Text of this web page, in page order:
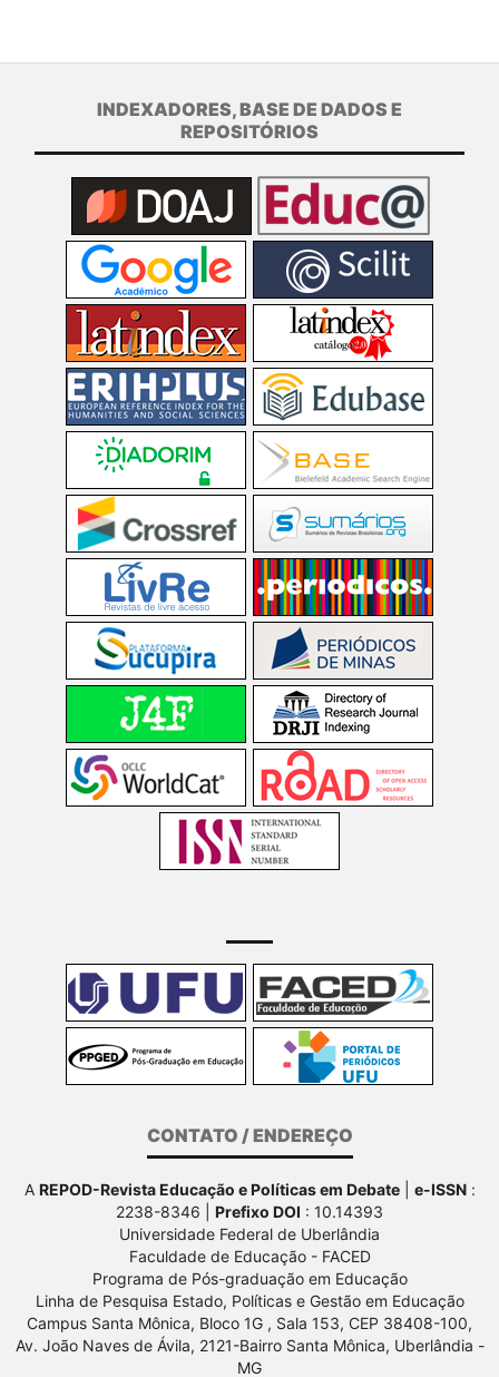
INDEXADORES, BASE DE DADOS E
REPOSITÓRIOS
CONTATO / ENDEREÇO
A REPOD-Revista Educação e Políticas em Debate| e-ISSN:
2238-8346 | Prefixo DOI : 10.14393
Universidade Federal de Uberlândia
Faculdade de Educação - FACED
Programa de Pós-graduação em Educação
Linha de Pesquisa Estado, Políticas e Gestão em Educação
Campus Santa Mônica, Bloco 1G , Sala 153, CEP 38408-100,
Av. João Naves de Ávila, 2121-Bairro Santa Mônica, Uberlândia -
MG